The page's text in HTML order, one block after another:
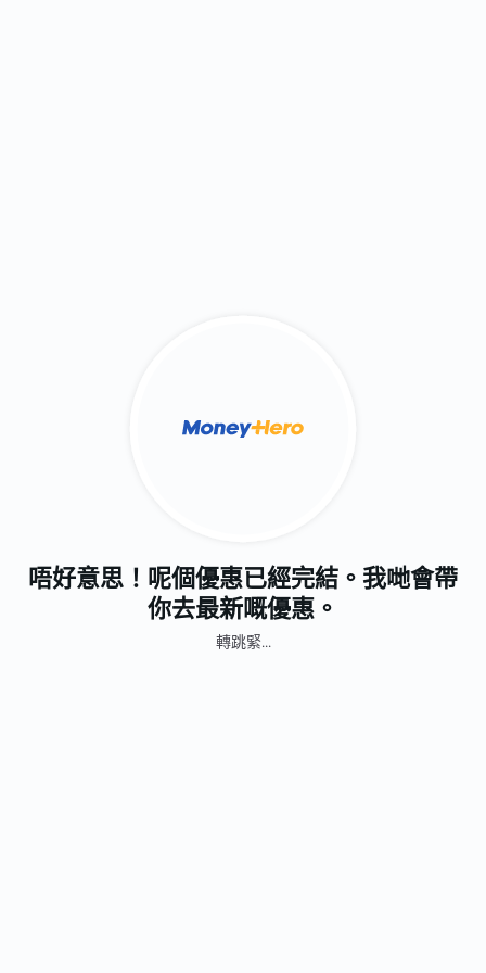
唔好意思！呢個優惠已經完結。我哋會帶
你去最新嘅優惠。
轉跳緊...